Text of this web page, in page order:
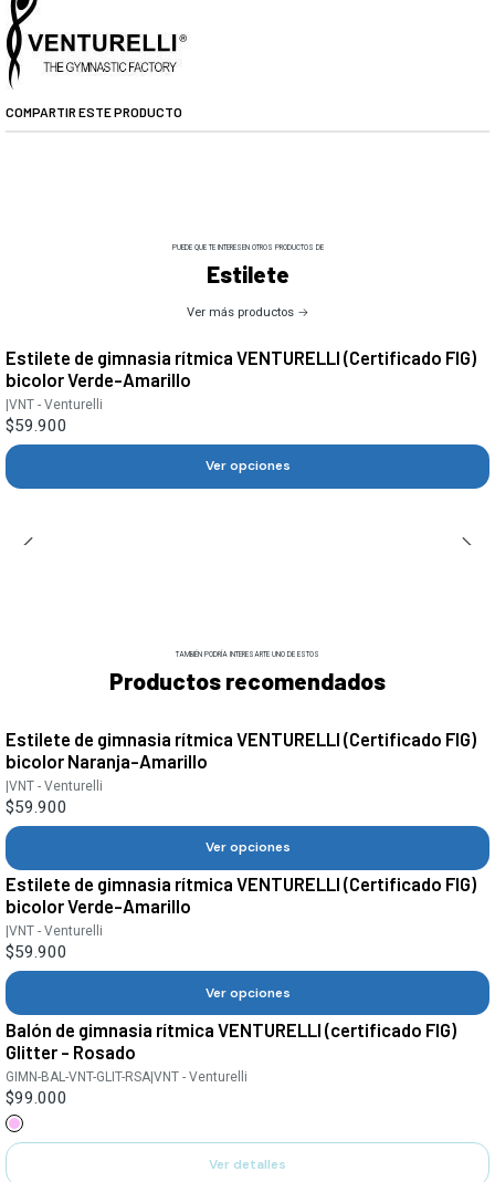
COMPARTIR ESTE PRODUCTO
PUEDE QUE TE INTERESEN OTROS PRODUCTOS DE
Estilete
Ver más productos
Estilete de gimnasia rítmica VENTURELLI (Certificado FIG)
bicolor Verde-Amarillo
|VNT - Venturelli
$59.900
Ver opciones
TAMBIÉN PODRÍA INTERESARTE UNO DE ESTOS
Productos recomendados
Estilete de gimnasia rítmica VENTURELLI (Certificado FIG)
bicolor Naranja-Amarillo
|VNT - Venturelli
$59.900
Ver opciones
Estilete de gimnasia rítmica VENTURELLI (Certificado FIG)
bicolor Verde-Amarillo
|VNT - Venturelli
$59.900
Ver opciones
Agotado
Balón de gimnasia rítmica VENTURELLI (certificado FIG)
Glitter - Rosado
GIMN-BAL-VNT-GLIT-RSA|VNT - Venturelli
$99.000
Ver detalles